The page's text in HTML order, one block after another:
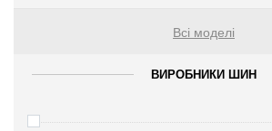
Всі моделі
ВИРОБНИКИ ШИН